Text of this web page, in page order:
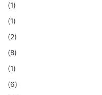
(1)
(1)
(2)
(8)
(1)
(6)